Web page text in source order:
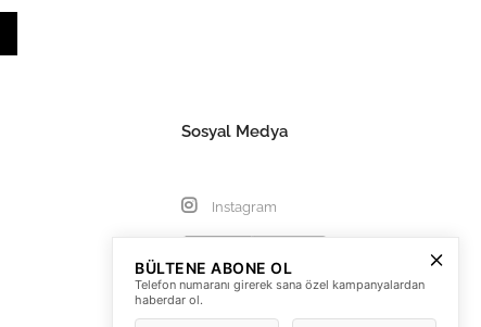
Sosyal Medya
Instagram
BÜLTENE ABONE OL
Telefon numaranı girerek sana özel kampanyalardan
haberdar ol.